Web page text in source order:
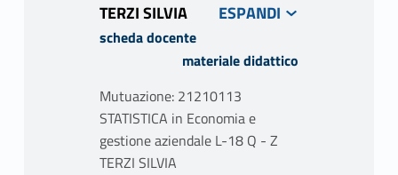
TERZI SILVIA
scheda docente
materiale didattico
Mutuazione: 21210113
STATISTICA in Economia e
gestione aziendale L-18 Q - Z
TERZI SILVIA